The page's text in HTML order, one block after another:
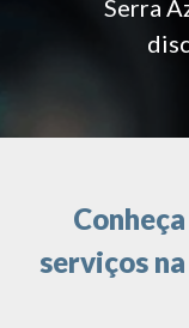
Serra
serviços